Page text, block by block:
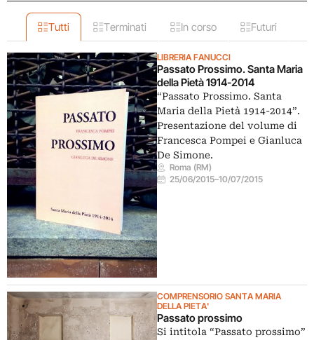
Tutti Terminati In corso Futuri
LIBRERIA FANUCCI
Passato Prossimo. Santa Maria
della Pietà 1914-2014
“Passato Prossimo. Santa
Maria della Pietà 1914-2014”.
Presentazione del volume di
Francesca Pompei e Gianluca
De Simone.
Roma (RM)
25/06/2015–10/07/2015
COMPRENSORIO SANTA MARIA
DELLA PIETA'
Passato prossimo
Si intitola “Passato prossimo”